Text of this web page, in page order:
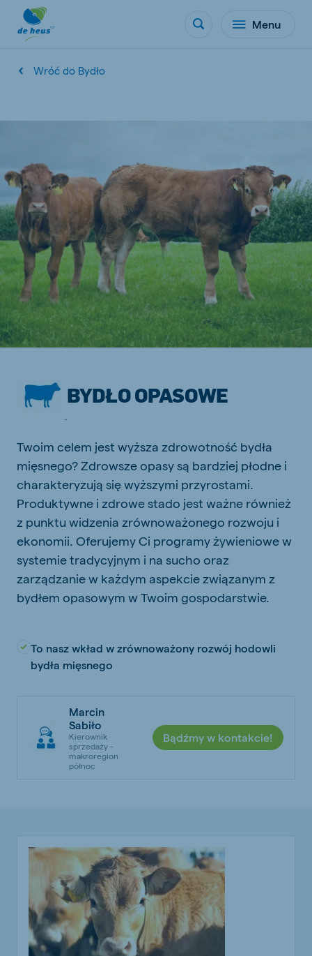
Menu
Wróć do Bydło
BYDŁO OPASOWE
Twoim celem jest wyższa zdrowotność bydła
mięsnego? Zdrowsze opasy są bardziej płodne i
charakteryzują się wyższymi przyrostami.
Produktywne i zdrowe stado jest ważne również
z punktu widzenia zrównoważonego rozwoju i
ekonomii. Oferujemy Ci programy żywieniowe w
systemie tradycyjnym i na sucho oraz
zarządzanie w każdym aspekcie związanym z
bydłem opasowym w Twoim gospodarstwie.
To nasz wkład w zrównoważony rozwój hodowli
bydła mięsnego
Marcin
Sabiło
Kierownik
sprzedaży -
makroregion
północ
Bądźmy w kontakcie!